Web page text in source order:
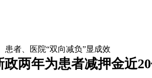
患者、医院“双向减负”显成效
政两年为患者减押金近